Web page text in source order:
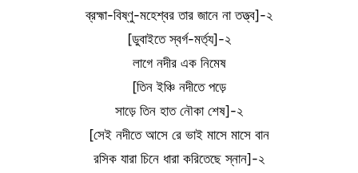
ব্রহ্মা-বিষ্ণু-মহেশ্বর তার জানে না তত্ত্ব]-২
[ডুবাইতে স্বর্গ-মর্ত্য]-২
লাগে নদীর এক নিমেষ
[তিন ইঞ্চি নদীতে পড়ে
সাড়ে তিন হাত নৌকা শেষ]-২
[সেই নদীতে আসে রে ভাই মাসে মাসে বান
রসিক যারা চিনে ধারা করিতেছে স্নান]-২